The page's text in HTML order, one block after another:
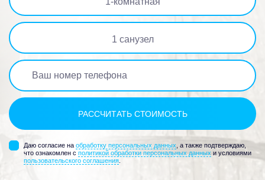
1 санузел
Даю согласие на обработку персональных данных , а также подтверждаю,
что ознакомлен с политикой обработки персональных данных и условиями
пользовательского соглашения